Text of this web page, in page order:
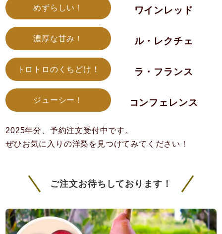
めずらしい！ ワインレッド
濃厚な甘み！ ル・レクチェ
トロトロのくちどけ！ ラ・フランス
ジューシー！ コンフェレンス
2025年分、予約注文受付中です。
ぜひお気に入りの洋梨を見つけてみてください！
ご注文お待ちしております！